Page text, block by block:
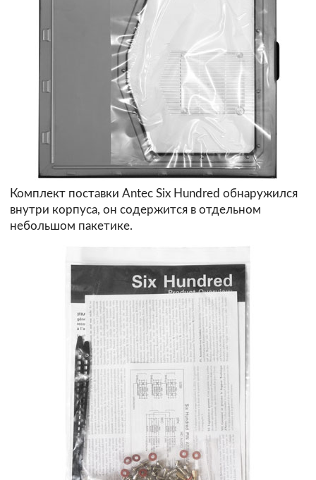
Комплект поставки Antec Six Hundred обнаружился
внутри корпуса, он содержится в отдельном
небольшом пакетике.